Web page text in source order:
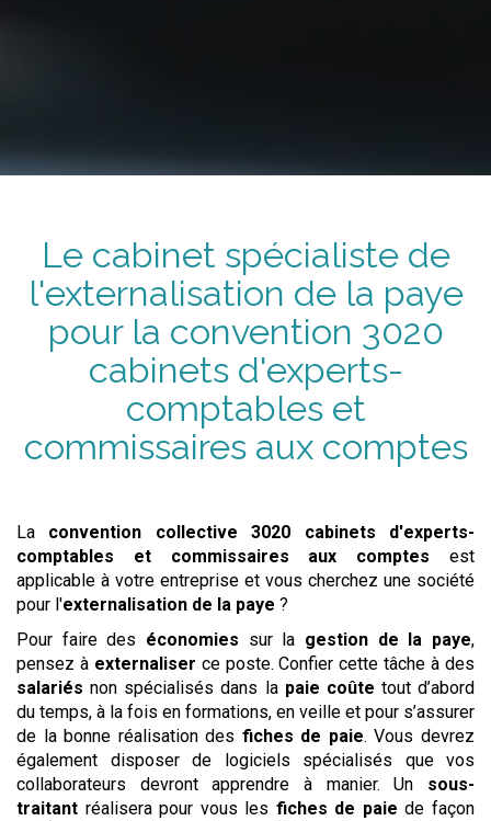
Le cabinet spécialiste de
l'externalisation de la paye
pour la convention 3020
cabinets d'experts-
comptables et
commissaires aux comptes
La convention collective3020 cabinets d'experts-
comptables et commissaires aux comptes
est
applicable à votre entreprise et vous cherchez une société
pour l'externalisation de la paye ?
Pour faire des économies sur la gestion de la paye,
pensez à externaliser ce poste. Confier cette tâche à des
salariés non spécialisés dans la paie coûte tout d’abord
du temps, à la fois en formations, en veille et pour s’assurer
de la bonne réalisation des fiches de paie. Vous devrez
également disposer de logiciels spécialisés que vos
collaborateurs devront apprendre à manier. Un sous-
traitant réalisera pour vous les fiches de paie de façon